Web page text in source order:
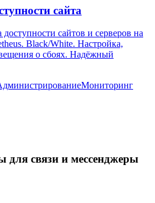
сайта
сайтов и серверов на
Black/White. Настройка,
о сбоях. Надёжный
Мониторинг
для связи и мессенджеры